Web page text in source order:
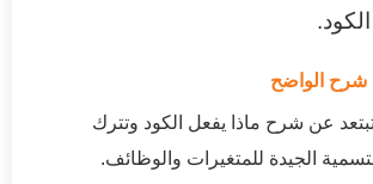
شرح الواضح
عن شرح ماذا يفعل الكود وتترك
الجيدة للمتغيرات والوظائف.